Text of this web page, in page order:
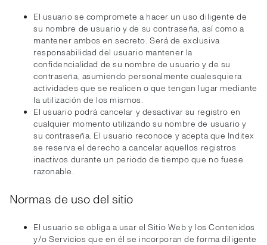
El usuario se compromete a hacer un uso diligente de
su nombre de usuario y de su contraseña, así como a
mantener ambos en secreto. Será de exclusiva
responsabilidad del usuario mantener la
confidencialidad de su nombre de usuario y de su
contraseña, asumiendo personalmente cualesquiera
actividades que se realicen o que tengan lugar mediante
la utilización de los mismos.
El usuario podrá cancelar y desactivar su registro en
cualquier momento utilizando su nombre de usuario y
su contraseña. El usuario reconoce y acepta que Inditex
se reserva el derecho a cancelar aquellos registros
inactivos durante un periodo de tiempo que no fuese
razonable.
Normas de uso del sitio
El usuario se obliga a usar el Sitio Web y los Contenidos
y/o Servicios que en él se incorporan de forma diligente